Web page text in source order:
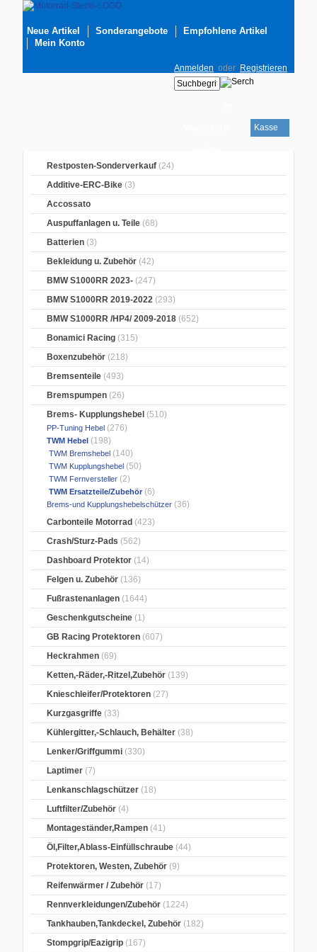
Neue Artikel Sonderangebote
Empfohlene Artikel
Mein Konto
Anmelden oder Registrieren
Kasse
Restposten-Sonderverkauf (24)
Additive-ERC-Bike (3)
Accossato
Auspuffanlagen u. Teile (68)
Batterien (3)
Bekleidung u. Zubehör (42)
BMW S1000RR 2023- (247)
BMW S1000RR 2019-2022 (293)
BMW S1000RR /HP4/ 2009-2018 (652)
Bonamici Racing (315)
Boxenzubehör (218)
Bremsenteile (493)
Bremspumpen (26)
Brems- Kupplungshebel (510)
PP-Tuning Hebel (276)
TWM Hebel (198)
TWM Bremshebel (140)
TWM Kupplungshebel (50)
TWM Fernversteller (2)
TWM Ersatzteile/Zubehör (6)
Brems-und Kupplungshebelschützer (36)
Carbonteile Motorrad (423)
Crash/Sturz-Pads (562)
Dashboard Protektor (14)
Felgen u. Zubehör (136)
Fußrastenanlagen (1644)
Geschenkgutscheine (1)
GB Racing Protektoren (607)
Heckrahmen (69)
Ketten,-Räder,-Ritzel,Zubehör (139)
Knieschleifer/Protektoren (27)
Kurzgasgriffe (33)
Kühlergitter,-Schlauch, Behälter (38)
Lenker/Griffgummi (330)
Laptimer (7)
Lenkanschlagschützer (18)
Luftfilter/Zubehör (4)
Montageständer,Rampen (41)
Öl,Filter,Ablass-Einfüllschraube (44)
Protektoren, Westen, Zubehör (9)
Reifenwärmer / Zubehör (17)
Rennverkleidungen/Zubehör (1224)
Tankhauben,Tankdeckel, Zubehör (182)
Stompgrip/Eazigrip (167)